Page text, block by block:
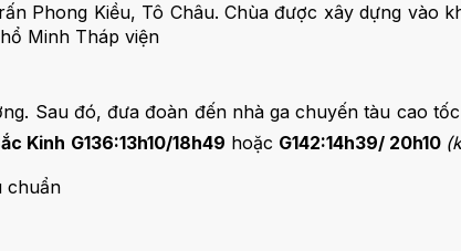
Phong Kiều, Tô Châu. Chùa được xây dựng vào
Minh Tháp viện
Sau đó, đưa đoàn đến nhà ga chuyến tàu cao
Kinh G136:13h10/18h49 hoặc G142:14h39/ 20h10
chuẩn